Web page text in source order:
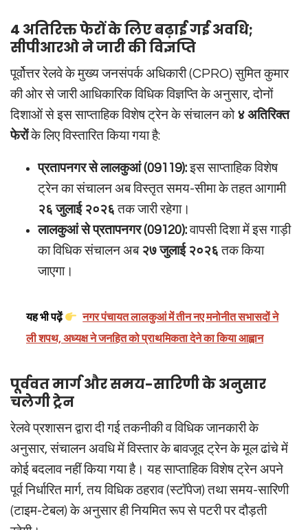
4 अतिरिक्त फेरों के लिए बढ़ाई गई अवधि;
सीपीआरओ ने जारी की विज्ञप्ति
पूर्वोत्तर रेलवे के मुख्य जनसंपर्क अधिकारी (CPRO) सुमित कुमार
की ओर से जारी आधिकारिक विधिक विज्ञप्ति के अनुसार, दोनों
दिशाओं से इस साप्ताहिक विशेष ट्रेन के संचालन को ४ अतिरिक्त
फेरोंके लिए विस्तारित किया गया है:
प्रतापनगर से लालकुआं (09119):इस साप्ताहिक विशेष
ट्रेन का संचालन अब विस्तृत समय-सीमा के तहत आगामी
२६ जुलाई २०२६ तक जारी रहेगा।
लालकुआं से प्रतापनगर (09120):वापसी दिशा में इस गाड़ी
का विधिक संचालन अब २७ जुलाई २०२६ तक किया
जाएगा।
यह भी पढ़ें
नगर पंचायत लालकुआं में तीन नए मनोनीत सभासदों ने
ली शपथ, अध्यक्ष ने जनहित को प्राथमिकता देने का किया आह्वान
पूर्ववत मार्ग और समय-सारिणी के अनुसार
चलेगी ट्रेन
रेलवे प्रशासन द्वारा दी गई तकनीकी व विधिक जानकारी के
अनुसार, संचालन अवधि में विस्तार के बावजूद ट्रेन के मूल ढांचे में
कोई बदलाव नहीं किया गया है। यह साप्ताहिक विशेष ट्रेन अपने
पूर्व निर्धारित मार्ग, तय विधिक ठहराव (स्टॉपेज) तथा समय-सारिणी
(टाइम-टेबल) के अनुसार ही नियमित रूप से पटरी पर दौड़ती